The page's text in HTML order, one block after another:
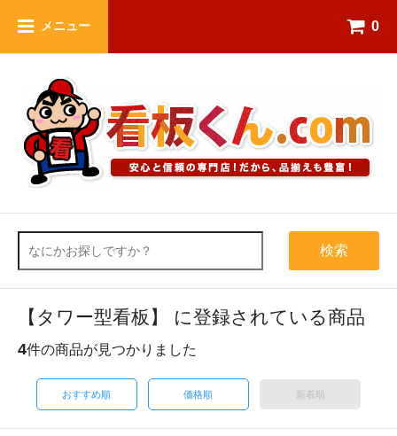
メニュー 0
検索
【タワー型看板】 に登録されている商品
4件の商品が見つかりました
おすすめ順 価格順 新着順